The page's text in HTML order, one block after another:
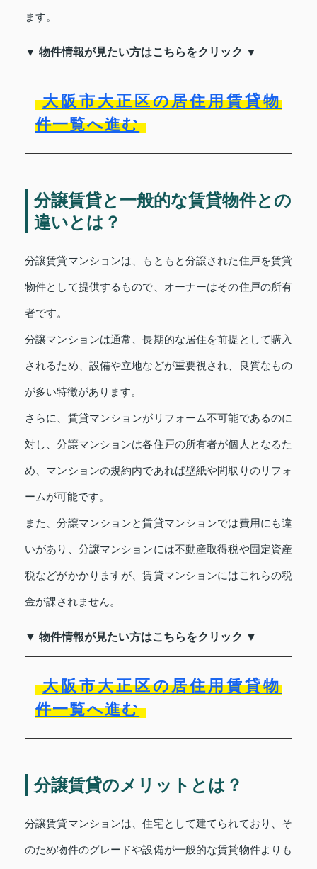
ます。
▼ 物件情報が見たい方はこちらをクリック ▼
大阪市大正区の居住用賃貸物
件一覧へ進む
分譲賃貸と一般的な賃貸物件との
違いとは？
分譲賃貸マンションは、もともと分譲された住戸を賃貸
物件として提供するもので、オーナーはその住戸の所有
者です。
分譲マンションは通常、長期的な居住を前提として購入
されるため、設備や立地などが重要視され、良質なもの
が多い特徴があります。
さらに、賃貸マンションがリフォーム不可能であるのに
対し、分譲マンションは各住戸の所有者が個人となるた
め、マンションの規約内であれば壁紙や間取りのリフォ
ームが可能です。
また、分譲マンションと賃貸マンションでは費用にも違
いがあり、分譲マンションには不動産取得税や固定資産
税などがかかりますが、賃貸マンションにはこれらの税
金が課されません。
▼ 物件情報が見たい方はこちらをクリック ▼
大阪市大正区の居住用賃貸物
件一覧へ進む
分譲賃貸のメリットとは？
分譲賃貸マンションは、住宅として建てられており、そ
のため物件のグレードや設備が一般的な賃貸物件よりも